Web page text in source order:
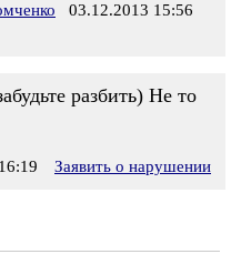
03.12.2013 15:56
разбить) Не то
Заявить о нарушении